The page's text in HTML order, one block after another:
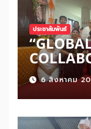
ประชาสัมพันธ์
2026” เปิ
สันติภาพ
เริ่มต้นจา
มือระดับน
6 สิงหาคม